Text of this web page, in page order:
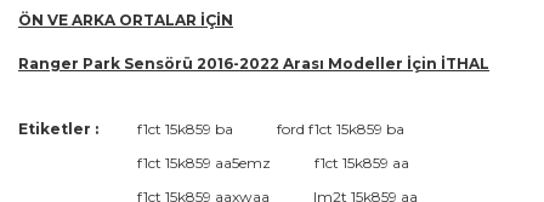
ÖN VE ARKA ORTALAR İÇİN
Ranger Park Sensörü 2016-2022 Arası Modeller İçin İTHAL
Bu ürüne ilk yorumu siz yapın!
Bu ürünün fiyat bilgisi, resim, ürün açıklamalarında ve diğer
kullanarak tarafımıza iletebilirsiniz.
Görüş ve önerileriniz için teşekkür ederiz.
Etiketler : f1ct 15k859 ba
ford f1ct 15k859 ba
f1ct 15k859 aa5emz
f1ct 15k859 aa
f1ct 15k859 aaxwaa
lm2t 15k859 aa